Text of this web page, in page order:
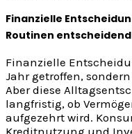
Finanzielle
Routinen
Finanzielle
Jahr getroffen,
Aber diese
langfristig, ob
aufgezehrt wird.